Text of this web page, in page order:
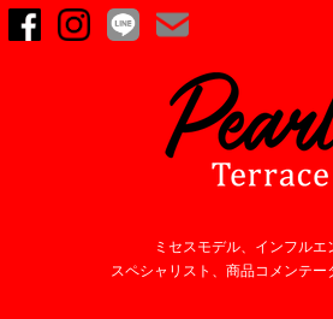
ミセスモデル、インフルエ
スペシャリスト、商品コメンテー